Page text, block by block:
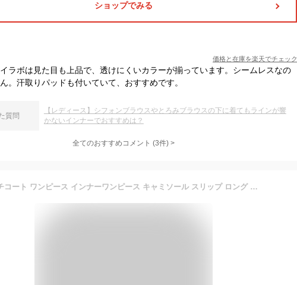
ショップでみる
価格と在庫を楽天でチェック
ラボは見た目も上品で、透けにくいカラーが揃っています。シームレスなの
。汗取りパッドも付いていて、おすすめです。
質問
【レディース】シフォンブラウスやとろみブラウスの下に着てもラインが響
かないインナーでおすすめは？
全てのおすすめコメント (3件) >
ペチコート ワンピース インナーワンピース キャミソール スリップ ロング 日本製 レディース ワンピースの下に着る インナー フルダル スカート 大きいサイズ M L 丈100cm 110cm 120cm 全3色 ペチ 黒 白 インナースカート 透け防止 静電気防止 ベージュ 裏地 ペチワンピース